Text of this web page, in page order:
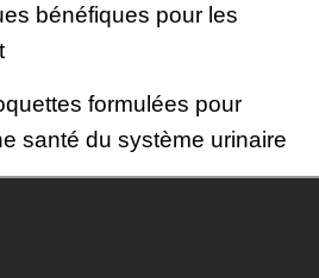
bénéfiques pour les
formulées pour
santé du système urinaire